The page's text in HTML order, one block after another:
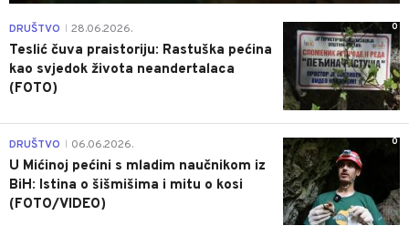
0
DRUŠTVO 28.06.2026.
Teslić čuva praistoriju: Rastuška pećina
kao svjedok života neandertalaca
(FOTO)
0
DRUŠTVO 06.06.2026.
U Mićinoj pećini s mladim naučnikom iz
BiH: Istina o šišmišima i mitu o kosi
(FOTO/VIDEO)